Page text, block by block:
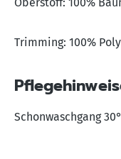
Oberstoff: 100%
Trimming: 100%
Schonwaschgang 30°